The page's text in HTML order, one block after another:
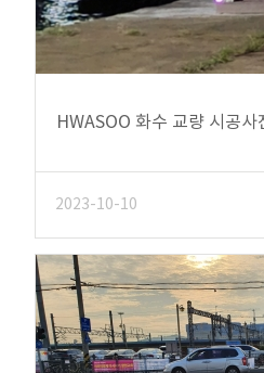
HWASOO 화수 교량 시공사
2023-10-10